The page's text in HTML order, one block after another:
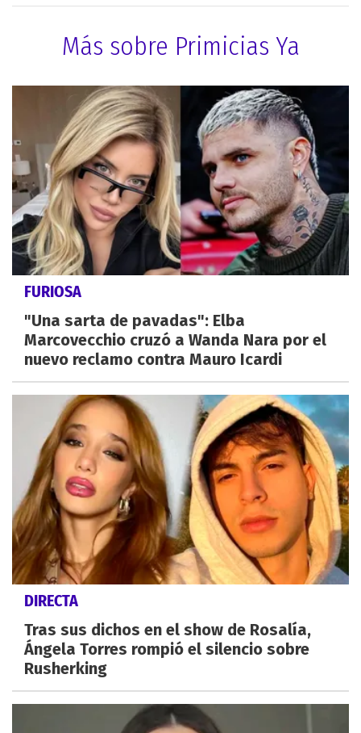
Más sobre Primicias Ya
FURIOSA
"Una sarta de pavadas": Elba
Marcovecchio cruzó a Wanda Nara por el
nuevo reclamo contra Mauro Icardi
DIRECTA
Tras sus dichos en el show de Rosalía,
Ángela Torres rompió el silencio sobre
Rusherking